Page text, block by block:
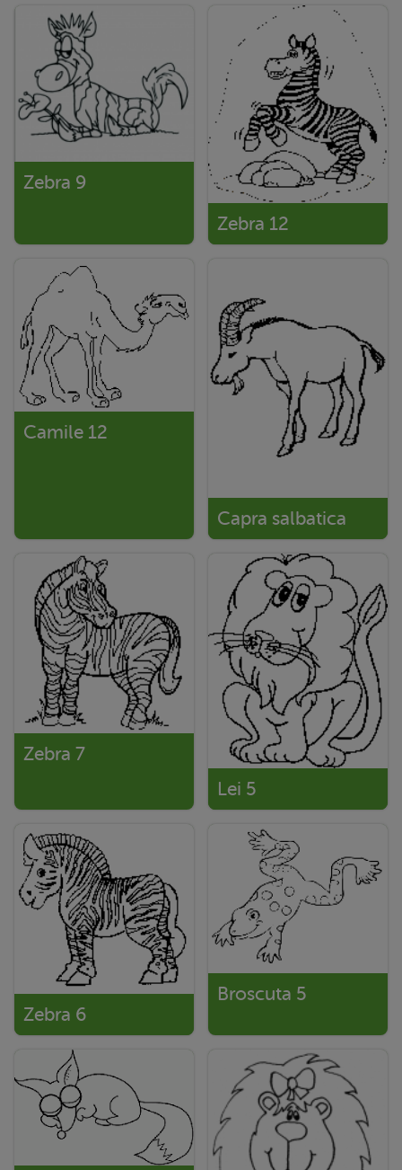
Zebra 9
Zebra 12
Camile 12
Capra salbatica
Zebra 7
Lei 5
Zebra 6
Broscuta 5